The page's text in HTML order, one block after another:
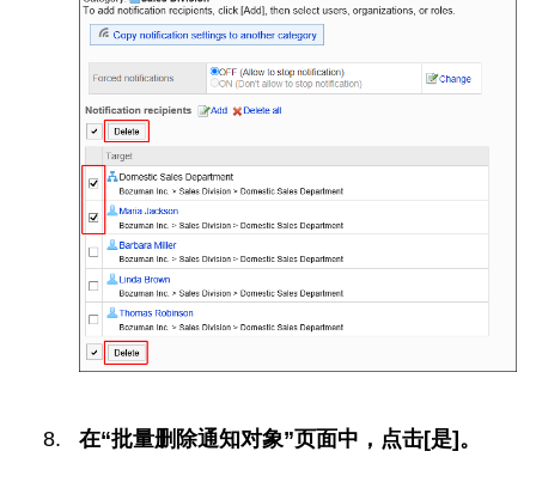
在“批量删除通知对象”页面中，点击[是]。